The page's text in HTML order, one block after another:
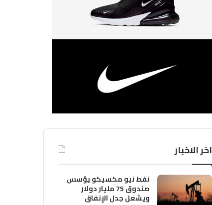
اخر الاخبار
نفط نيو مكسيكو يؤسس
صندوق 75 مليار دولار
ويشعل جدل الإنفاق